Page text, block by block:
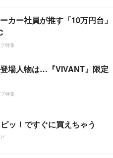
カー社員が推す「10万円台」
特集
場人物は…『VIVANT』限定
特集
ッ！ですぐに買えちゃう